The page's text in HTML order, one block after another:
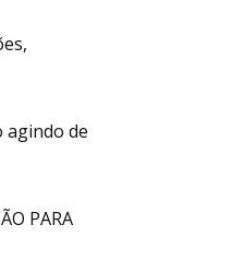
agindo de
PARA